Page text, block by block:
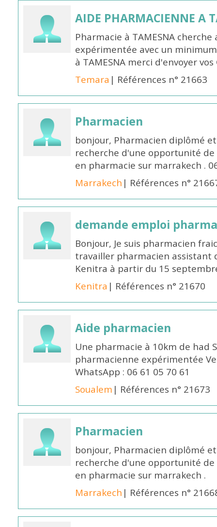
AIDE PHARMACIENNE A
Pharmacie à TAMESNA
expérimentée avec un
à TAMESNA merci d'envoyer
Temara | Références n° 21663
Pharmacien
bonjour, Pharmacien diplômé
recherche d'une opportunité
en pharmacie sur marrakech .
Marrakech | Références n°
demande emploi
Bonjour, Je suis pharmacien
travailler pharmacien assistant
Kenitra à partir du 15
Kenitra | Références n° 21670
Aide pharmacien
Une pharmacie à 10km de had
pharmacienne expérimentée
WhatsApp : 06 61 05 70 61
Soualem | Références n° 21673
Pharmacien
bonjour, Pharmacien diplômé
recherche d'une opportunité
en pharmacie sur marrakech .
Marrakech | Références n°